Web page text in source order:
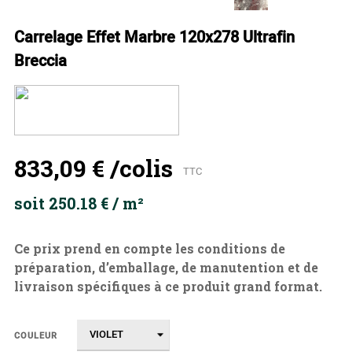
Carrelage Effet Marbre 120x278 Ultrafin
Breccia
833,09 € /colis TTC
soit 250.18 € / m²
Ce prix prend en compte les conditions de
préparation, d’emballage, de manutention et de
livraison spécifiques à ce produit grand format.
COULEUR